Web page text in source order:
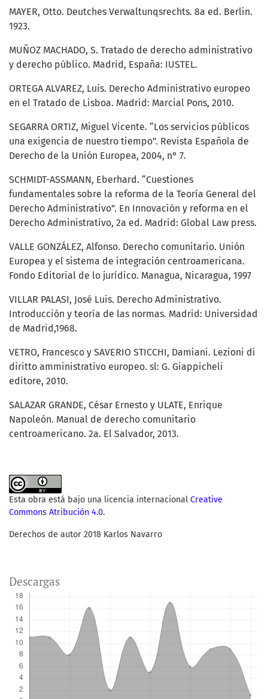
MAYER, Otto. Deutches Verwaltunqsrechts. 8a ed. Berlin.
1923.
MUÑOZ MACHADO, S. Tratado de derecho administrativo
y derecho público. Madrid, España: IUSTEL.
ORTEGA ALVAREZ, Luis. Derecho Administrativo europeo
en el Tratado de Lisboa. Madrid: Marcial Pons, 2010.
SEGARRA ORTIZ, Miguel Vicente. “Los servicios públicos
una exigencia de nuestro tiempo”. Revista Española de
Derecho de la Unión Europea, 2004, n° 7.
SCHMIDT-ASSMANN, Eberhard. “Cuestiones
fundamentales sobre la reforma de la Teoría General del
Derecho Administrativo”. En Innovación y reforma en el
Derecho Administrativo, 2a ed. Madrid: Global Law press.
VALLE GONZÁLEZ, Alfonso. Derecho comunitario. Unión
Europea y el sistema de integración centroamericana.
Fondo Editorial de lo jurídico. Managua, Nicaragua, 1997
VILLAR PALASI, José Luis. Derecho Administrativo.
Introducción y teoría de las normas. Madrid: Universidad
de Madrid,1968.
VETRO, Francesco y SAVERIO STICCHI, Damiani. Lezioni di
diritto amministrativo europeo. sl: G. Giappicheli
editore, 2010.
SALAZAR GRANDE, César Ernesto y ULATE, Enrique
Napoleón. Manual de derecho comunitario
centroamericano. 2a. El Salvador, 2013.
Esta obra está bajo una licencia internacional Creative
Commons Atribución 4.0.
Derechos de autor 2018 Karlos Navarro
Descargas